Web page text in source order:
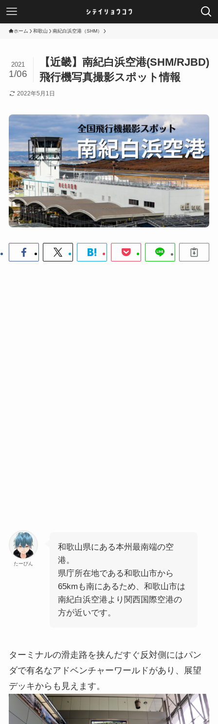
ホーム 和歌山 南紀白浜空港（SHM）
【近畿】南紀白浜空港(SHM/RJBD)
飛行機写真撮影スポット情報
2021
1/06
2022年5月1日
たーびん
和歌山県にある本州最南端の空
港。
県庁所在地である和歌山市から
65kmも南にあるため、和歌山市は
南紀白浜空港より関西国際空港の
方が近いです。
ターミナルの滑走路を挟んだすぐ反対側にはパン
ダで有名なアドベンチャーワールドがあり、展望
デッキからも見えます。